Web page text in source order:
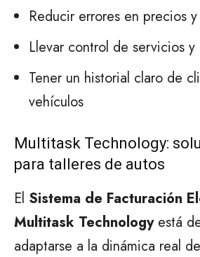
Reducir errores en precios
Llevar control de servicios y
Tener un historial claro de
vehículos
Multitask Technology:
para talleres de autos
El Sistema de Facturación
Multitask Technologyestá
adaptarse a la dinámica real